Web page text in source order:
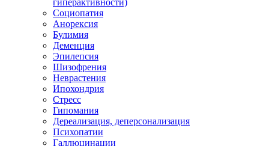
гиперактивности)
Социопатия
Анорексия
Булимия
Деменция
Эпилепсия
Шизофрения
Неврастения
Ипохондрия
Стресс
Гипомания
Дереализация, деперсонализация
Психопатии
Галлюцинации